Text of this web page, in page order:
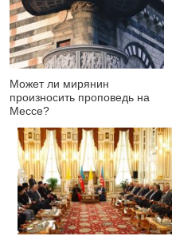
Может ли мирянин
произносить проповедь на
Мессе?